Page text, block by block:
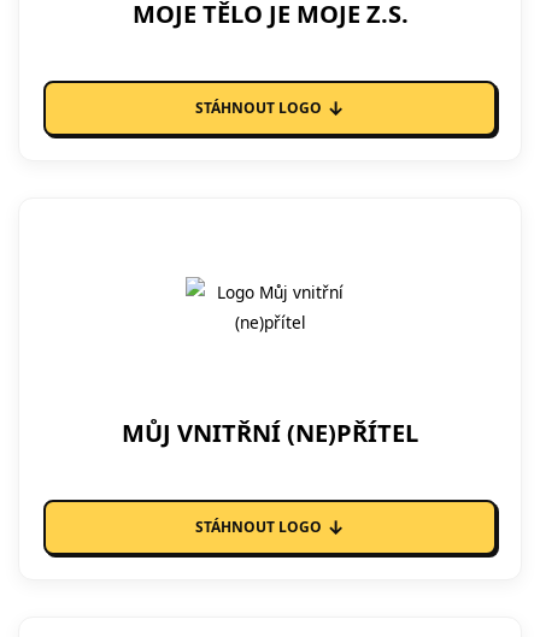
MOJE TĚLO JE MOJE Z.S.
STÁHNOUT LOGO ↓
MŮJ VNITŘNÍ (NE)PŘÍTEL
STÁHNOUT LOGO ↓